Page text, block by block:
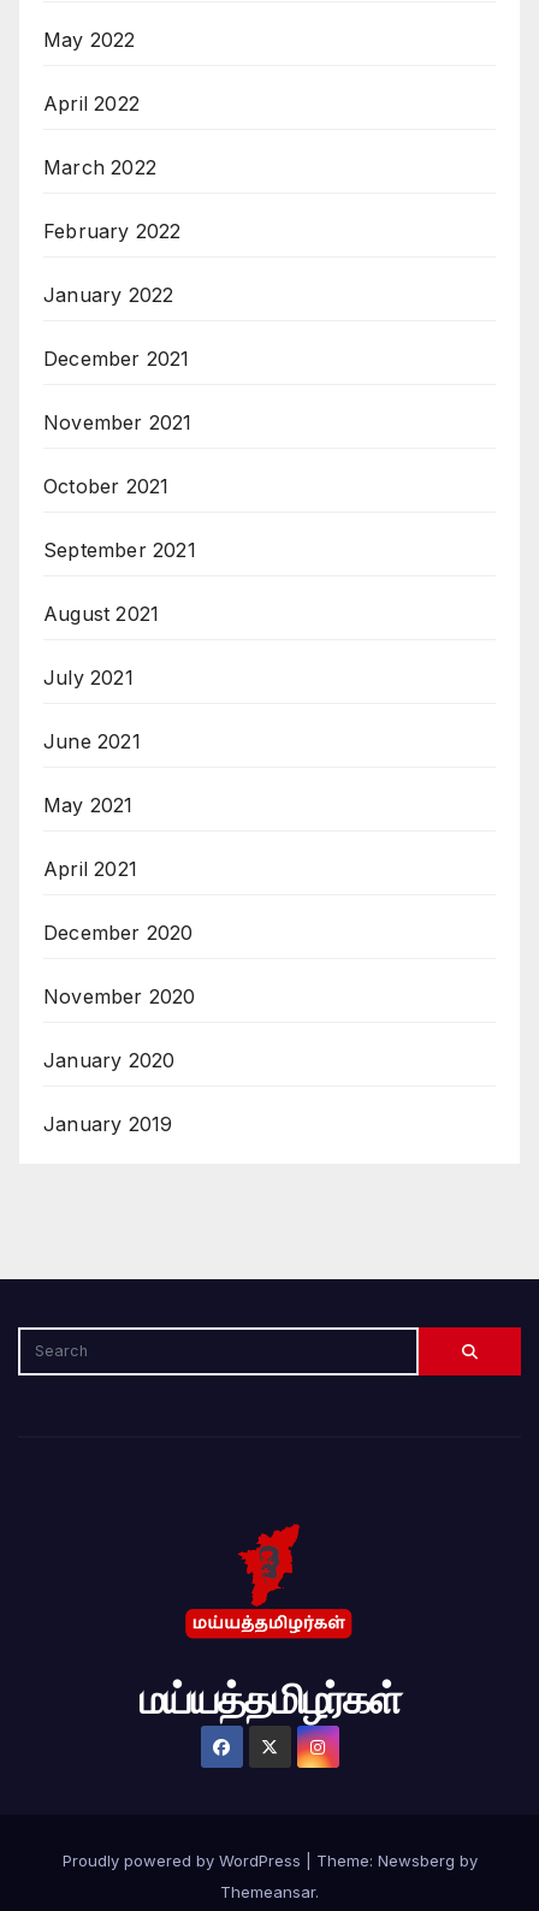
May 2022
April 2022
March 2022
February 2022
January 2022
December 2021
November 2021
October 2021
September 2021
August 2021
July 2021
June 2021
May 2021
April 2021
December 2020
November 2020
January 2020
January 2019
மய்யத்தமிழர்கள்
Proudly powered by WordPress Theme: Newsberg by
Themeansar.